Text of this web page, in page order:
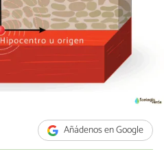
Añádenos en Google